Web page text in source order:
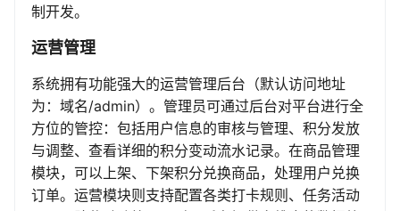
制开发。
运营管理
系统拥有功能强大的运营管理后台（默认访问地址
为：域名/admin）。管理员可通过后台对平台进行全
方位的管控：包括用户信息的审核与管理、积分发放
与调整、查看详细的积分变动流水记录。在商品管理
模块，可以上架、下架积分兑换商品，处理用户兑换
订单。运营模块则支持配置各类打卡规则、任务活动